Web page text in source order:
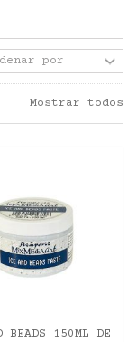
Mostrar todos
BEADS 150ML DE